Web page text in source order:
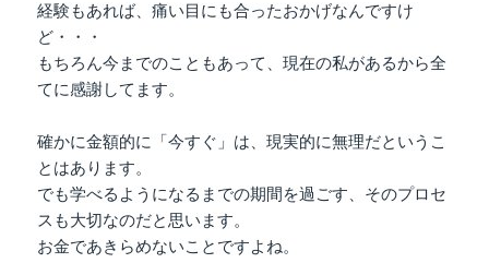
経験もあれば、痛い目にも合ったおかげなんですけ
ど・・・
もちろん今までのこともあって、現在の私があるから全
てに感謝してます。
確かに金額的に「今すぐ」は、現実的に無理だというこ
とはあります。
でも学べるようになるまでの期間を過ごす、そのプロセ
スも大切なのだと思います。
お金であきらめないことですよね。